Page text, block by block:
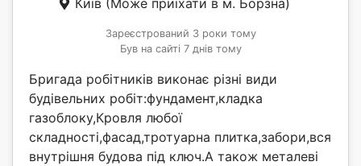
Київ (Може приїхати в м. Борзна)
Зареєстрований 3 роки тому
Був на сайті 7 днів тому
Бригада робітників виконає різні види
будівельних робіт:фундамент,кладка
газоблоку,Кровля любої
складності,фасад,тротуарна плитка,забори,вся
внутрішня будова під ключ.А також металеві